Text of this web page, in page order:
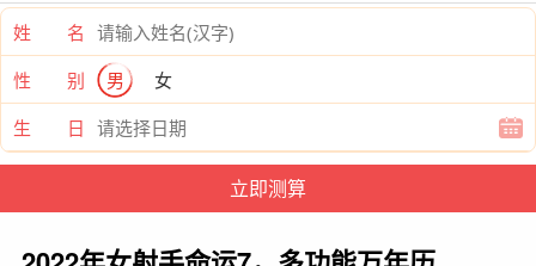
姓 名
性 别
男
女
生 日